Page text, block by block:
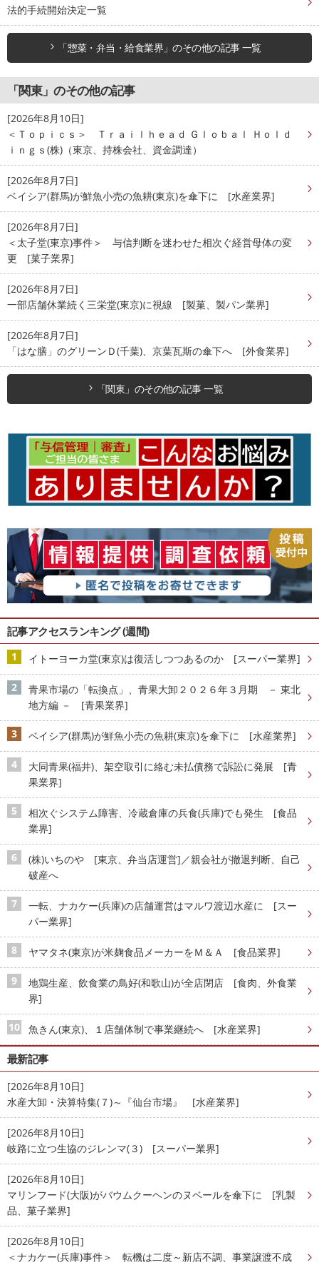
法的手続開始決定一覧
「惣菜・弁当・給食業界」のその他の記事 一覧
「関東」のその他の記事
[2026年8月10日]
＜Ｔｏｐｉｃｓ＞ Ｔｒａｉｌｈｅａｄ Ｇｌｏｂａｌ Ｈｏｌｄ
ｉｎｇｓ(株)（東京、持株会社、資金調達）
[2026年8月7日]
ベイシア(群馬)が鮮魚小売の魚耕(東京)を傘下に [水産業界]
[2026年8月7日]
＜太子堂(東京)事件＞ 与信判断を迷わせた相次ぐ経営母体の変
更 [菓子業界]
[2026年8月7日]
一部店舗休業続く三栄堂(東京)に視線 [製菓、製パン業界]
[2026年8月7日]
「はな膳」のグリーンＤ(千葉)、京葉瓦斯の傘下へ [外食業界]
「関東」のその他の記事 一覧
記事アクセスランキング (週間)
イトーヨーカ堂(東京)は復活しつつあるのか [スーパー業界]
青果市場の「転換点」、青果大卸２０２６年３月期 － 東北
地方編 － [青果業界]
ベイシア(群馬)が鮮魚小売の魚耕(東京)を傘下に [水産業界]
大同青果(福井)、架空取引に絡む未払債務で訴訟に発展 [青
果業界]
相次ぐシステム障害、冷蔵倉庫の兵食(兵庫)でも発生 [食品
業界]
(株)いちのや [東京、弁当店運営]／親会社が撤退判断、自己
破産へ
一転、ナカケー(兵庫)の店舗運営はマルワ渡辺水産に [スー
パー業界]
ヤマタネ(東京)が米麹食品メーカーをＭ＆Ａ [食品業界]
地鶏生産、飲食業の鳥好(和歌山)が全店閉店 [食肉、外食業
界]
魚きん(東京)、１店舗体制で事業継続へ [水産業界]
最新記事
[2026年8月10日]
水産大卸・決算特集(７)～『仙台市場』 [水産業界]
[2026年8月10日]
岐路に立つ生協のジレンマ(３) [スーパー業界]
[2026年8月10日]
マリンフード(大阪)がバウムクーヘンのヌベールを傘下に [乳製
品、菓子業界]
[2026年8月10日]
＜ナカケー(兵庫)事件＞ 転機は二度～新店不調、事業譲渡不成